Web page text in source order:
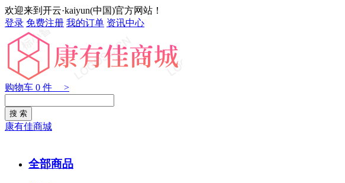
欢迎来到开云·kaiyun(中国)官方网站！
登录 免费注册 我的订单 资讯中心
购物车 0 件 >
康有佳商城
全部商品